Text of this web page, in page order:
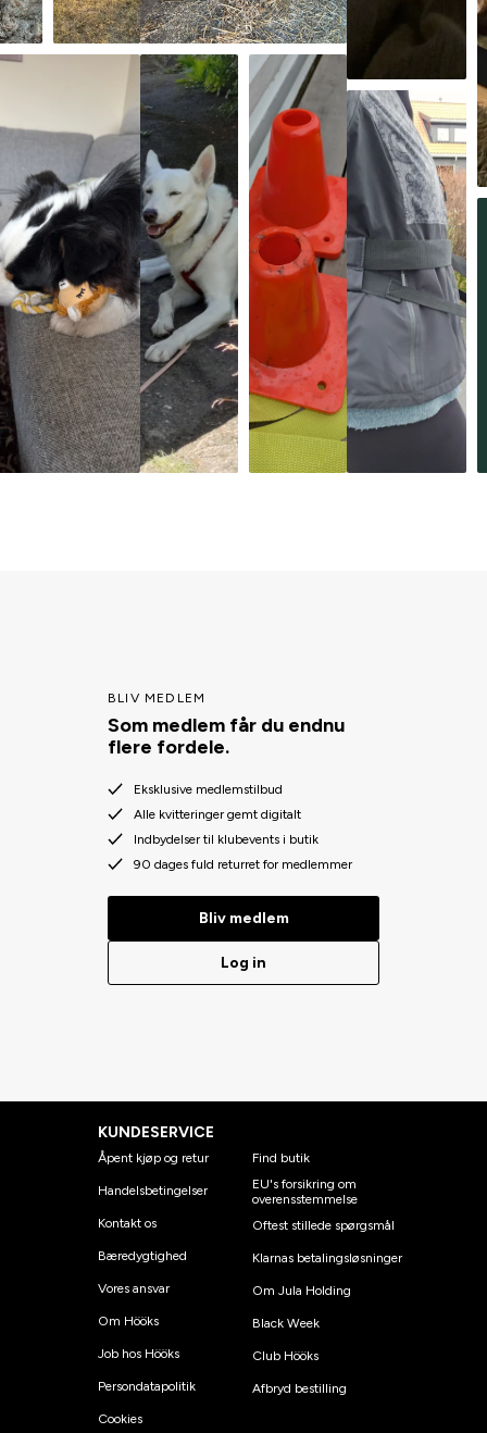
BLIV MEDLEM
Som medlem får du endnu
flere fordele.
Eksklusive medlemstilbud
Alle kvitteringer gemt digitalt
Indbydelser til klubevents i butik
90 dages fuld returret for medlemmer
Bliv medlem
Log in
KUNDESERVICE
Åpent kjøp og retur
Handelsbetingelser
Kontakt os
Bæredygtighed
Vores ansvar
Om Hööks
Job hos Hööks
Persondatapolitik
Cookies
Find butik
EU's forsikring om
overensstemmelse
Oftest stillede spørgsmål
Klarnas betalingsløsninger
Om Jula Holding
Black Week
Club Hööks
Afbryd bestilling